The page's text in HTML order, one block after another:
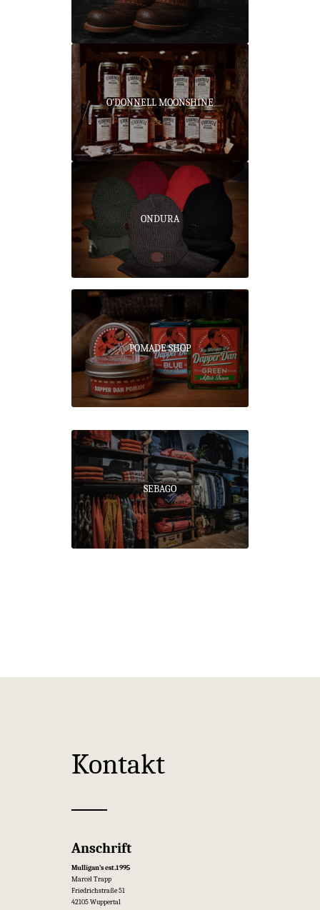
O’DONNELL MOONSHINE
ONDURA
PIKE BROTHERS
POMADE SHOP
REDWING
SEBAGO
Kontakt
Anschrift
Mulligan’s est.1995
Marcel Trapp
Friedrichstraße 51
42105 Wuppertal